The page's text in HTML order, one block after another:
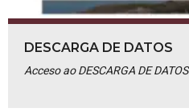
DESCARGA DE DATOS
Acceso ao DESCARGA DE DATOS